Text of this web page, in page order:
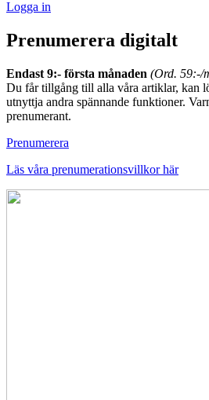
Logga in
Prenumerera digitalt
Endast 9:- första månaden (Ord. 59:-/
Du får tillgång till alla våra artiklar, kan
utnyttja andra spännande funktioner.
prenumerant.
Prenumerera
Läs våra prenumerationsvillkor här